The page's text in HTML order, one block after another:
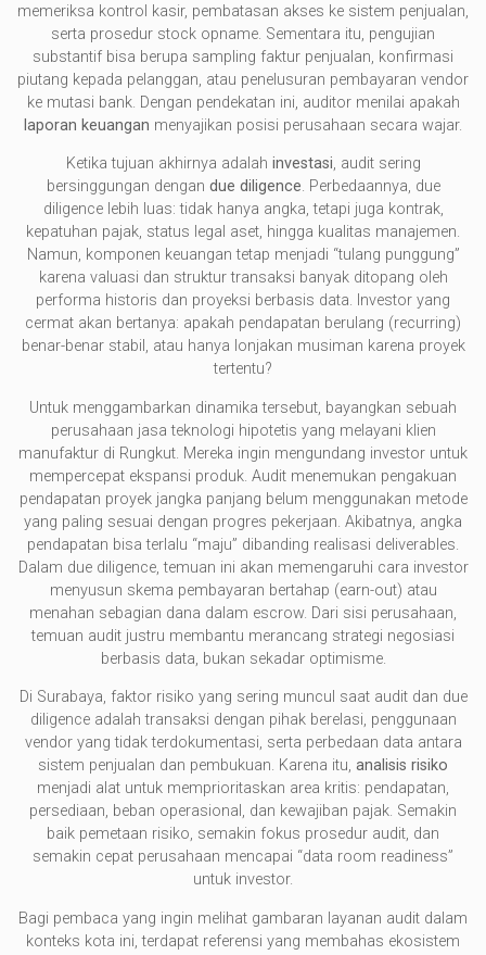
memeriksa kontrol kasir, pembatasan akses ke sistem penjualan,
serta prosedur stock opname. Sementara itu, pengujian
substantif bisa berupa sampling faktur penjualan, konfirmasi
piutang kepada pelanggan, atau penelusuran pembayaran vendor
ke mutasi bank. Dengan pendekatan ini, auditor menilai apakah
laporan keuangan menyajikan posisi perusahaan secara wajar.
Ketika tujuan akhirnya adalah investasi, audit sering
bersinggungan dengan due diligence. Perbedaannya, due
diligence lebih luas: tidak hanya angka, tetapi juga kontrak,
kepatuhan pajak, status legal aset, hingga kualitas manajemen.
Namun, komponen keuangan tetap menjadi “tulang punggung”
karena valuasi dan struktur transaksi banyak ditopang oleh
performa historis dan proyeksi berbasis data. Investor yang
cermat akan bertanya: apakah pendapatan berulang (recurring)
benar-benar stabil, atau hanya lonjakan musiman karena proyek
tertentu?
Untuk menggambarkan dinamika tersebut, bayangkan sebuah
perusahaan jasa teknologi hipotetis yang melayani klien
manufaktur di Rungkut. Mereka ingin mengundang investor untuk
mempercepat ekspansi produk. Audit menemukan pengakuan
pendapatan proyek jangka panjang belum menggunakan metode
yang paling sesuai dengan progres pekerjaan. Akibatnya, angka
pendapatan bisa terlalu “maju” dibanding realisasi deliverables.
Dalam due diligence, temuan ini akan memengaruhi cara investor
menyusun skema pembayaran bertahap (earn-out) atau
menahan sebagian dana dalam escrow. Dari sisi perusahaan,
temuan audit justru membantu merancang strategi negosiasi
berbasis data, bukan sekadar optimisme.
Di Surabaya, faktor risiko yang sering muncul saat audit dan due
diligence adalah transaksi dengan pihak berelasi, penggunaan
vendor yang tidak terdokumentasi, serta perbedaan data antara
sistem penjualan dan pembukuan. Karena itu, analisis risiko
menjadi alat untuk memprioritaskan area kritis: pendapatan,
persediaan, beban operasional, dan kewajiban pajak. Semakin
baik pemetaan risiko, semakin fokus prosedur audit, dan
semakin cepat perusahaan mencapai “data room readiness”
untuk investor.
Bagi pembaca yang ingin melihat gambaran layanan audit dalam
konteks kota ini, terdapat referensi yang membahas ekosistem